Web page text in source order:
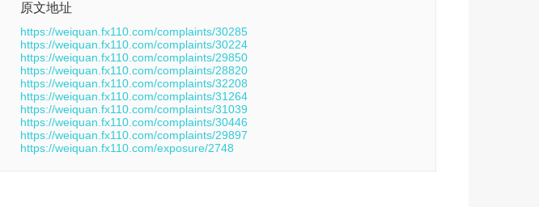
原文地址
https://weiquan.fx110.com/complaints/30285
https://weiquan.fx110.com/complaints/30224
https://weiquan.fx110.com/complaints/29850
https://weiquan.fx110.com/complaints/28820
https://weiquan.fx110.com/complaints/32208
https://weiquan.fx110.com/complaints/31264
https://weiquan.fx110.com/complaints/31039
https://weiquan.fx110.com/complaints/30446
https://weiquan.fx110.com/complaints/29897
https://weiquan.fx110.com/exposure/2748